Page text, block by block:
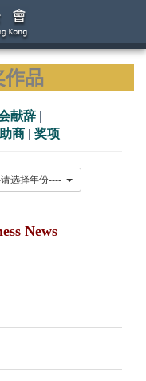
作品
献辞 |
商 | 奖项
News